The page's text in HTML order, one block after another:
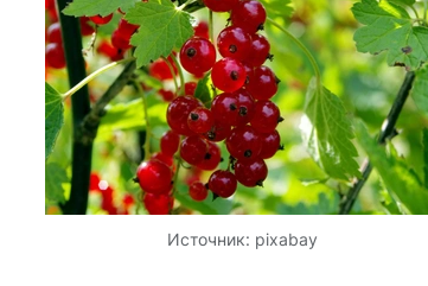
Источник: pixabay